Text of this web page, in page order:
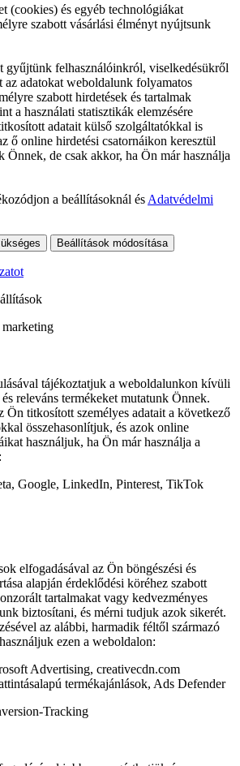
(cookies) és egyéb technológiákat
szabott vásárlási élményt nyújtsunk
gyűjtünk felhasználóinkról, viselkedésükről
az adatokat weboldalunk folyamatos
szabott hirdetések és tartalmak
a használati statisztikák elemzésére
adatait külső szolgáltatókkal is
ő online hirdetési csatornáikon keresztül
Önnek, de csak akkor, ha Ön már használja
a beállításoknál és Adatvédelmi
Beállítások módosítása
tájékoztatjuk a weboldalunkon kívüli
releváns termékeket mutatunk Önnek.
Ön titkosított személyes adatait a következő
összehasonlítjuk, és azok online
használjuk, ha Ön már használja a
Google, LinkedIn, Pinterest, TikTok
elfogadásával az Ön böngészési és
alapján érdeklődési köréhez szabott
tartalmakat vagy kedvezményes
biztosítani, és mérni tudjuk azok sikerét.
az alábbi, harmadik féltől származó
ezen a weboldalon:
Advertising, creativecdn.com
termékajánlások, Ads Defender
Tracking